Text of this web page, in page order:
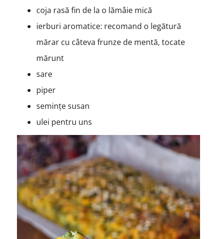
coja rasă fin de la o lămâie mică
ierburi aromatice: recomand o legătură
mărar cu câteva frunze de mentă, tocate
mărunt
sare
piper
semințe susan
ulei pentru uns